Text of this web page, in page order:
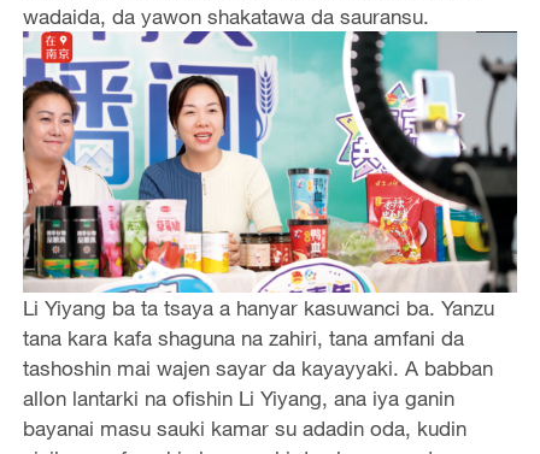
wadaida‌, da ‌yawon shakatawa da sauransu.
Li Yiyang ba ta tsaya a hanyar kasuwanci ba. Yanzu
tana kara kafa shaguna na zahiri, tana amfani da
tashoshin mai wajen sayar da kayayyaki. A babban
allon lantarki na ofishin ‌Li Yiyang‌, ana iya ganin
bayanai masu sauki kamar su adadin oda, kudin